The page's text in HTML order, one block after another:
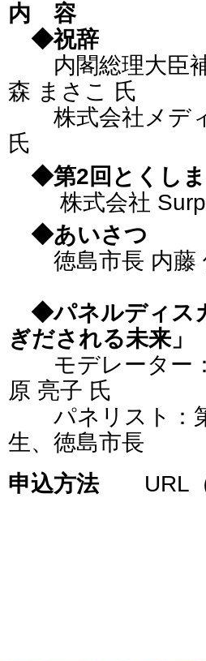
内 容
◆祝辞
内閣総理大臣補
森 まさこ 氏
株式会社メディ
氏
◆第2回とくしま
株式会社
◆あいさつ
徳島市長 内藤
◆パネルディス
ぎだされる未来」
モデレーター：
原 亮子 氏
パネリスト：第
生、徳島市長
申込方法URL